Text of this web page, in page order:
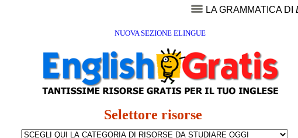
LA GRAMMATICA DI
NUOVA SEZIONE ELINGUE
Selettore risorse